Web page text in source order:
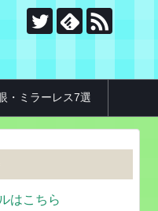
・ミラーレス7選
はこちら